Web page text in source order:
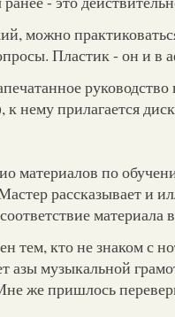
можно
Пластик - он и в
руководство
нему прилагается
материалов по
рассказывает и
материала
тем, кто не знаком с
азы музыкальной
же пришлось